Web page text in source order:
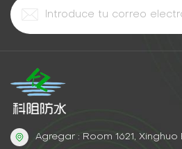
Agregar : Room 1621, Xinghuo